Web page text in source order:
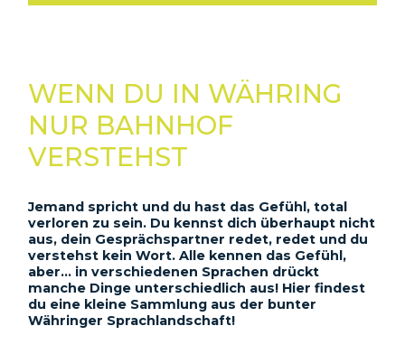
WENN DU IN WÄHRING
NUR BAHNHOF
VERSTEHST
Jemand spricht und du hast das Gefühl, total
verloren zu sein. Du kennst dich überhaupt nicht
aus, dein Gesprächspartner redet, redet und du
verstehst kein Wort. Alle kennen das Gefühl,
aber… in verschiedenen Sprachen drückt
manche Dinge unterschiedlich aus! Hier findest
du eine kleine Sammlung aus der bunter
Währinger Sprachlandschaft!